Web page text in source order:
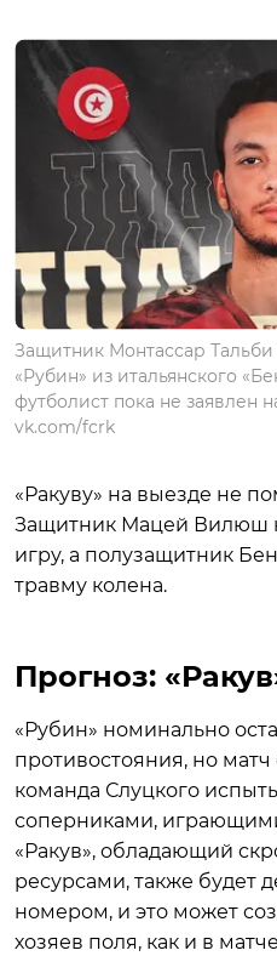
Защитник Монтассар
«Рубин» из итальянского
футболист пока не заявлен
vk.com/fcrk
«Ракуву» на выезде не
Защитник Мацей Вилюш
игру, а полузащитник
травму колена.
Прогноз:
«Рубин» номинально
противостояния, но матч
команда Слуцкого
соперниками,
«Ракув», обладающий
ресурсами, также будет
номером, и это может
хозяев поля, как и в